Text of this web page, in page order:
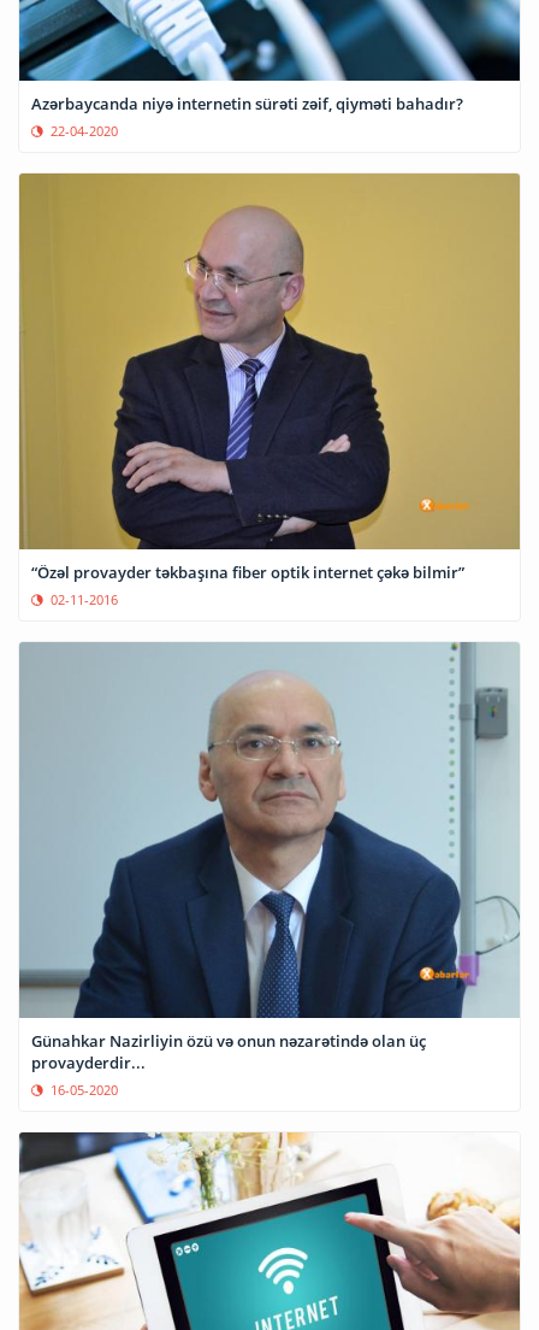
Azərbaycanda niyə internetin sürəti zəif, qiyməti bahadır?
22-04-2020
“Özəl provayder təkbaşına fiber optik internet çəkə bilmir”
02-11-2016
Günahkar Nazirliyin özü və onun nəzarətində olan üç
provayderdir...
16-05-2020